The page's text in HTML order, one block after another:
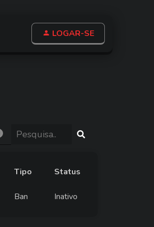
LOGAR-SE
Tipo Status
Ban Inativo